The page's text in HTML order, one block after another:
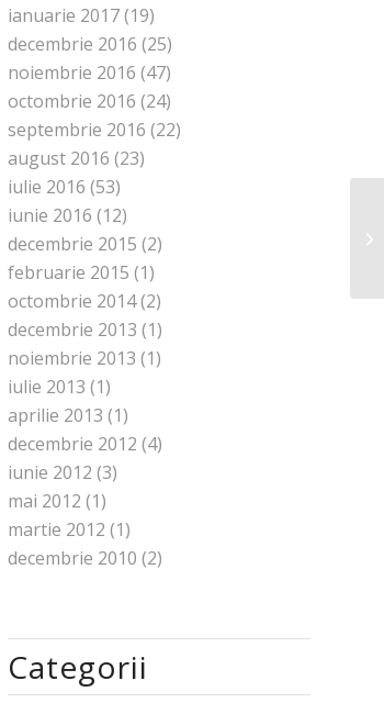
ianuarie 2017(19)
decembrie 2016 (25)
noiembrie 2016 (47)
octombrie 2016 (24)
septembrie 2016 (22)
august 2016 (23)
iulie 2016 (53)
iunie 2016 (12)
decembrie 2015 (2)
februarie 2015 (1)
octombrie 2014(2)
decembrie 2013 (1)
noiembrie 2013 (1)
iulie 2013 (1)
aprilie 2013 (1)
decembrie 2012 (4)
iunie 2012 (3)
mai 2012 (1)
martie 2012 (1)
decembrie 2010 (2)
Categorii